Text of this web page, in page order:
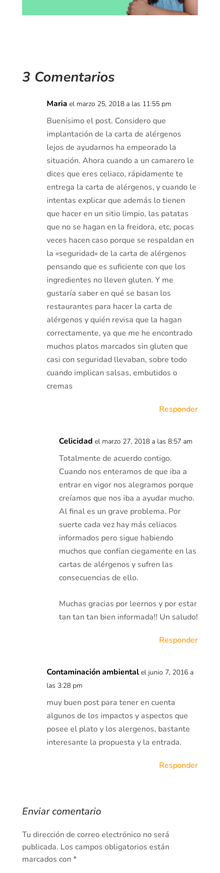
3 Comentarios
Maria el marzo 25, 2018 a las 11:55 pm
Buenísimo el post. Considero que
implantación de la carta de alérgenos
lejos de ayudarnos ha empeorado la
situación. Ahora cuando a un camarero le
dices que eres celiaco, rápidamente te
entrega la carta de alérgenos, y cuando le
intentas explicar que además lo tienen
que hacer en un sitio limpio, las patatas
que no se hagan en la freidora, etc, pocas
veces hacen caso porque se respaldan en
la «seguridad» de la carta de alérgenos
pensando que es suficiente con que los
ingredientes no lleven gluten. Y me
gustaría saber en qué se basan los
restaurantes para hacer la carta de
alérgenos y quién revisa que la hagan
correctamente, ya que me he encontrado
muchos platos marcados sin gluten que
casi con seguridad llevaban, sobre todo
cuando implican salsas, embutidos o
cremas
Responder
Celicidad el marzo 27, 2018 a las 8:57 am
Totalmente de acuerdo contigo.
Cuando nos enteramos de que iba a
entrar en vigor nos alegramos porque
creíamos que nos iba a ayudar mucho.
Al final es un grave problema. Por
suerte cada vez hay más celiacos
informados pero sigue habiendo
muchos que confían ciegamente en las
cartas de alérgenos y sufren las
consecuencias de ello.
Muchas gracias por leernos y por estar
tan tan tan bien informada!! Un saludo!
Responder
Contaminación ambiental el junio 7, 2016 a
las 3:28 pm
muy buen post para tener en cuenta
algunos de los impactos y aspectos que
posee el plato y los alergenos, bastante
interesante la propuesta y la entrada.
Responder
Enviar comentario
Tu dirección de correo electrónico no será
publicada. Los campos obligatorios están
marcados con *